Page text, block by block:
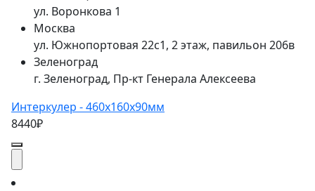
ул. Воронкова 1
Москва
ул. Южнопортовая 22с1, 2 этаж, павильон 206в
Зеленоград
г. Зеленоград, Пр-кт Генерала Алексеева
Интеркулер - 460x160x90мм
8440₽